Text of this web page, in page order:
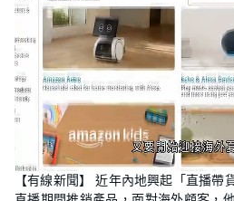
U
n
m
u
L
o
a
d
【有線新聞】 近年內地興起「直播